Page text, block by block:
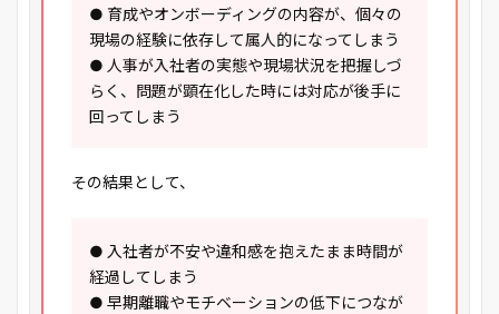
● 育成やオンボーディングの内容が、個々の
現場の経験に依存して属人的になってしまう
● 人事が入社者の実態や現場状況を把握しづ
らく、問題が顕在化した時には対応が後手に
回ってしまう
その結果として、
● 入社者が不安や違和感を抱えたまま時間が
経過してしまう
● 早期離職やモチベーションの低下につなが